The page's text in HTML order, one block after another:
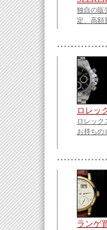
独自の販
定、高額
ロレッ
ロレック
お持ちの
ランゲ